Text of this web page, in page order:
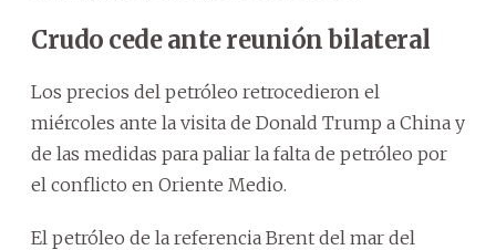
Crudo cede ante reunión bilateral
Los precios del petróleo retrocedieron el
miércoles ante la visita de Donald Trump a China y
de las medidas para paliar la falta de petróleo por
el conflicto en Oriente Medio.
El petróleo de la referencia Brent del mar del